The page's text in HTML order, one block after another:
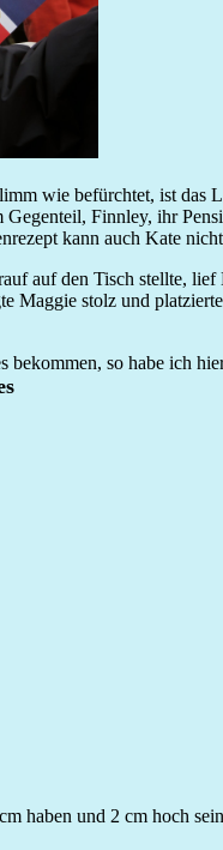
wie befürchtet, ist
Finnley, ihr
kann auch Kate
auf den Tisch stellte, lief
Maggie stolz und
so habe ich
haben und 2 cm hoch